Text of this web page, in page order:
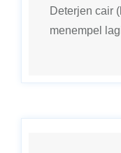
Deterjen cair
menempel